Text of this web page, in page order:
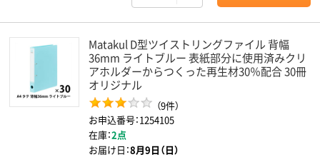
Matakul D型ツイストリングファイル 背幅
36mm ライトブルー 表紙部分に使用済みクリ
アホルダーからつくった再生材30％配合 30冊
オリジナル
（9件）
お申込番号：1254105
在庫：2点
お届け日：8月9日（日）